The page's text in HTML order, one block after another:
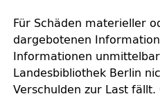
Für Schäden materieller
dargebotenen
Informationen
Landesbibliothek Berlin
Verschulden zur Last